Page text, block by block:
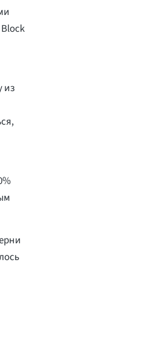
из